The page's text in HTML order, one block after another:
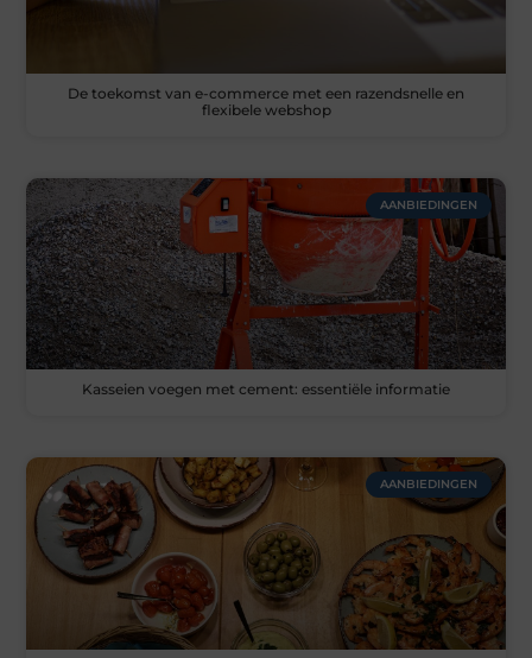
De toekomst van e-commerce met een razendsnelle en
flexibele webshop
AANBIEDINGEN
Kasseien voegen met cement: essentiële informatie
AANBIEDINGEN